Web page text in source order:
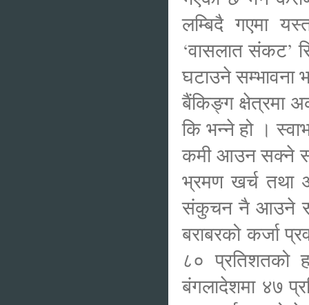
लम्बिदै गएमा
‘वासलात संकट’
घटाउने सम्भावना
बैंकिङ्ग क्षेत्रमा
कि भन्ने हो ।
कमी आउन सक्ने
भ्रमण खर्च तथा
संकुचन नै आउने
बराबरको कर्जा
८० प्रतिशतको
बंगलादेशमा ४७